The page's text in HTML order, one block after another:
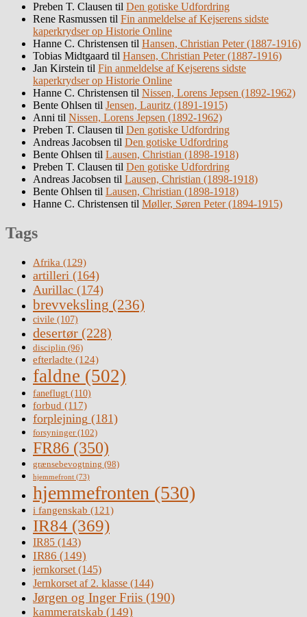
Preben T. Clausen til Den gotiske Udfordring
Rene Rasmussen til Fin anmeldelse af Kejserens sidste
kaperkrydser op Historie Online
Hanne C. Christensen til Hansen, Christian Peter (1887-1916)
Tobias Midtgaard til Hansen, Christian Peter (1887-1916)
Jan Kirstein til Fin anmeldelse af Kejserens sidste
kaperkrydser op Historie Online
Hanne C. Christensen til Nissen, Lorens Jepsen (1892-1962)
Bente Ohlsen til Jensen, Lauritz (1891-1915)
Anni til Nissen, Lorens Jepsen (1892-1962)
Preben T. Clausen til Den gotiske Udfordring
Andreas Jacobsen til Den gotiske Udfordring
Bente Ohlsen til Lausen, Christian (1898-1918)
Preben T. Clausen til Den gotiske Udfordring
Andreas Jacobsen til Lausen, Christian (1898-1918)
Bente Ohlsen til Lausen, Christian (1898-1918)
Hanne C. Christensen til Møller, Søren Peter (1894-1915)
Tags
Afrika (129)
artilleri (164)
Aurillac (174)
brevveksling (236)
civile (107)
desertør (228)
disciplin (96)
efterladte (124)
faldne (502)
faneflugt (110)
forbud (117)
forplejning (181)
forsyninger(102)
FR86 (350)
grænsebevogtning (98)
hjemmefront (73)
hjemmefronten (530)
i fangenskab (121)
IR84 (369)
IR85 (143)
IR86 (149)
jernkorset(145)
Jernkorset af 2. klasse (144)
Jørgen og Inger Friis (190)
kammeratskab (149)